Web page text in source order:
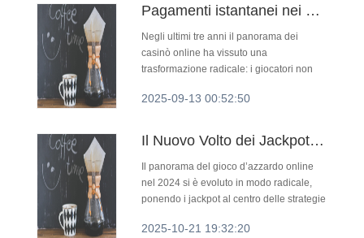
Pagamenti istantanei nei casinò online: come i jackpot stanno guidando l’era dei prelievi in tempo reale
Negli ultimi tre anni il panorama dei
casinò online ha vissuto una
trasformazione radicale: i giocatori non
vasta selezione di slot, ma anche la
2025-09-13 00:52:50
Il Nuovo Volto dei Jackpot: Come le Piattaforme di Casinò Stanno Ridefinendo il 2024
Il panorama del gioco d’azzardo online
nel 2024 si è evoluto in modo radicale,
ponendo i jackpot al centro delle strategie
possibilità di vincere cifre astronomiche,
2025-10-21 19:32:20